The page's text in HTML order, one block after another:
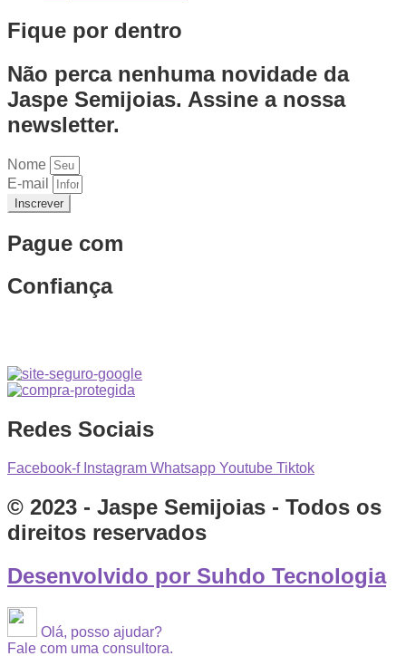
Fique por dentro
Não perca nenhuma novidade da
Jaspe Semijoias. Assine a nossa
newsletter.
Nome
E-mail
Inscrever
Pague com
Confiança
Redes Sociais
Facebook-f Instagram Whatsapp Youtube Tiktok
© 2023 - Jaspe Semijoias - Todos os
direitos reservados
Desenvolvido por Suhdo Tecnologia
Olá, posso ajudar?
Fale com uma consultora.